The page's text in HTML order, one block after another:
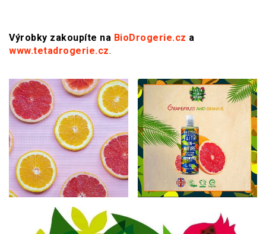
Výrobky zakoupíte na BioDrogerie.cz a
www.tetadrogerie.cz.